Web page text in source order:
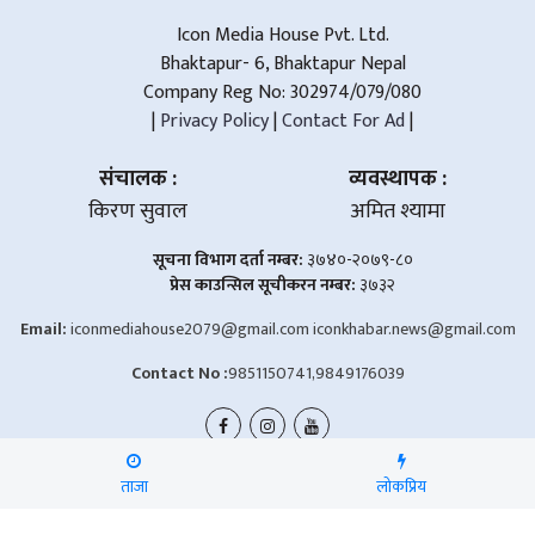
Icon Media House Pvt. Ltd.
Bhaktapur- 6, Bhaktapur Nepal
Company Reg No: 302974/079/080
|Privacy Policy|Contact For Ad|
संचालक :
किरण सुवाल
व्यवस्थापक :
अमित श्यामा
सूचना विभाग दर्ता नम्बर: ३७४०-२०७९-८०
प्रेस काउन्सिल सूचीकरन नम्बर: ३७३२
Email:iconmediahouse2079@gmail.comiconkhabar.news@gmail.com
Contact No :9851150741,9849176039
©2026 आइकन मिडिया प्रा.लि. | Design & Develop:Er. Jamin Rai
ताजा लोकप्रिय